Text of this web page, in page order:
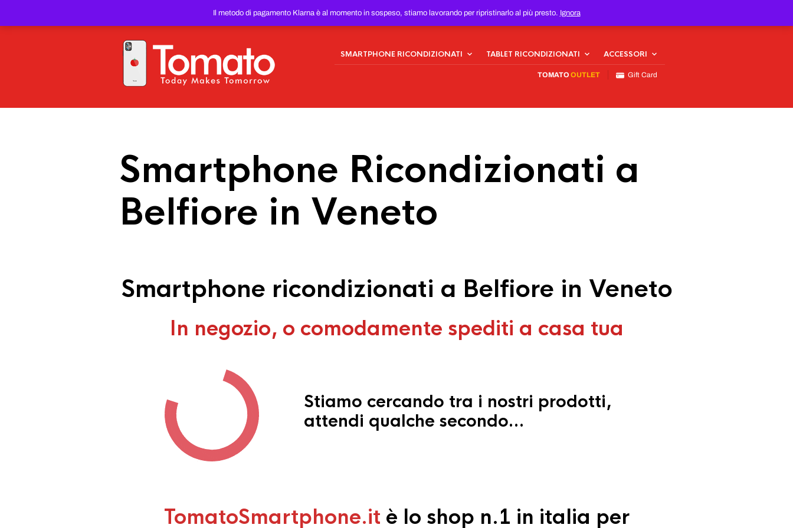
Il metodo di pagamento Klarna è al momento in sospeso, stiamo lavorando per ripristinarlo al più presto. Ignora
PREZZO DEL WEB!
SMARTPHONE RICONDIZIONATI TABLET RICONDIZIONATI ACCESSORI
TOMATO OUTLET Gift Card
Smartphone Ricondizionati a
Belfiore in Veneto
Smartphone ricondizionati a Belfiore in Veneto
In negozio, o comodamente spediti a casa tua
Stiamo cercando tra i nostri prodotti,
attendi qualche secondo…
TomatoSmartphone.it è lo shop n.1 in italia per